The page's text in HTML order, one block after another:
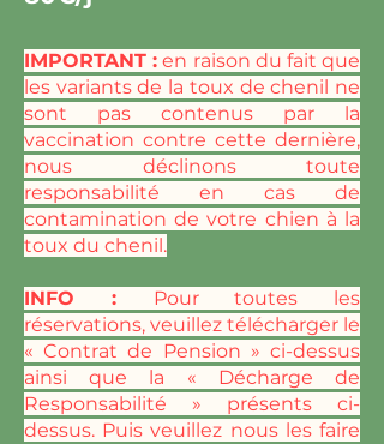
IMPORTANT : en raison du fait que
les variants de la toux de chenil ne
sont pas contenus par la
vaccination contre cette dernière,
nous déclinons toute
responsabilité en cas de
contamination de votre chien à la
toux du chenil.
INFO : Pour toutes les
réservations, veuillez télécharger le
« Contrat de Pension » ci-dessus
ainsi que la « Décharge de
Responsabilité » présents ci-
dessus. Puis veuillez nous les faire